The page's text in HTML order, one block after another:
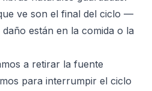
ve son el final del ciclo —
están en la comida o la
a retirar la fuente
para interrumpir el ciclo